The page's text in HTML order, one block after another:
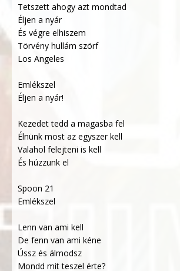
Tetszett ahogy azt mondtad
Éljen a nyár
És végre elhiszem
Törvény hullám szörf
Los Angeles
Emlékszel
Éljen a nyár!
Kezedet tedd a magasba fel
Élnünk most az egyszer kell
Valahol felejteni is kell
És húzzunk el
Spoon 21
Emlékszel
Lenn van ami kell
De fenn van ami kéne
Ússz és álmodsz
Mondd mit teszel érte?